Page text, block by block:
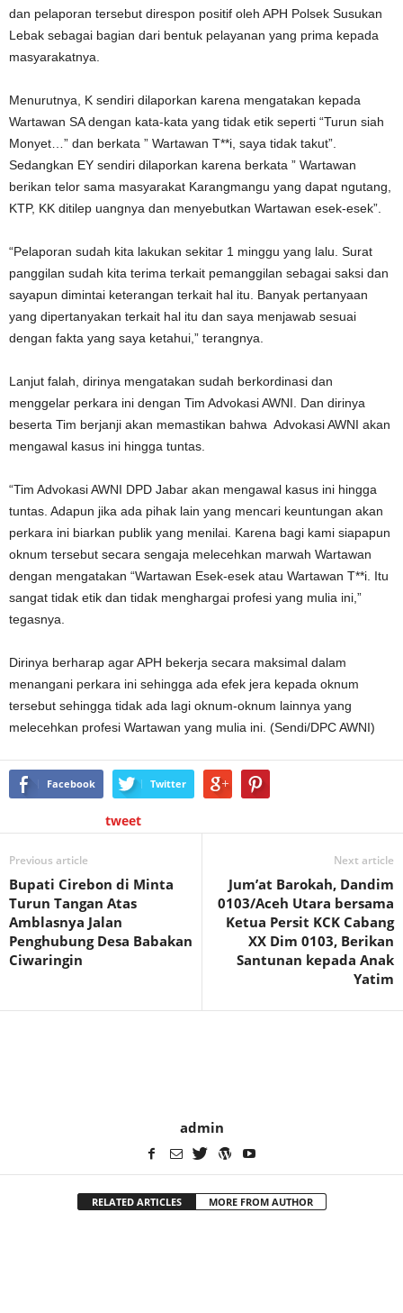
dan pelaporan tersebut direspon positif oleh APH Polsek Susukan
Lebak sebagai bagian dari bentuk pelayanan yang prima kepada
masyarakatnya.
Menurutnya, K sendiri dilaporkan karena mengatakan kepada
Wartawan SA dengan kata-kata yang tidak etik seperti “Turun siah
Monyet…” dan berkata ” Wartawan T**i, saya tidak takut”.
Sedangkan EY sendiri dilaporkan karena berkata ” Wartawan
berikan telor sama masyarakat Karangmangu yang dapat ngutang,
KTP, KK ditilep uangnya dan menyebutkan Wartawan esek-esek”.
“Pelaporan sudah kita lakukan sekitar 1 minggu yang lalu. Surat
panggilan sudah kita terima terkait pemanggilan sebagai saksi dan
sayapun dimintai keterangan terkait hal itu. Banyak pertanyaan
yang dipertanyakan terkait hal itu dan saya menjawab sesuai
dengan fakta yang saya ketahui,” terangnya.
Lanjut falah, dirinya mengatakan sudah berkordinasi dan
menggelar perkara ini dengan Tim Advokasi AWNI. Dan dirinya
beserta Tim berjanji akan memastikan bahwa Advokasi AWNI akan
mengawal kasus ini hingga tuntas.
“Tim Advokasi AWNI DPD Jabar akan mengawal kasus ini hingga
tuntas. Adapun jika ada pihak lain yang mencari keuntungan akan
perkara ini biarkan publik yang menilai. Karena bagi kami siapapun
oknum tersebut secara sengaja melecehkan marwah Wartawan
dengan mengatakan “Wartawan Esek-esek atau Wartawan T**i. Itu
sangat tidak etik dan tidak menghargai profesi yang mulia ini,”
tegasnya.
Dirinya berharap agar APH bekerja secara maksimal dalam
menangani perkara ini sehingga ada efek jera kepada oknum
tersebut sehingga tidak ada lagi oknum-oknum lainnya yang
melecehkan profesi Wartawan yang mulia ini. (Sendi/DPC AWNI)
Facebook Twitter
tweet
Previous article
Bupati Cirebon di Minta
Turun Tangan Atas
Amblasnya Jalan
Penghubung Desa Babakan
Ciwaringin
Next article
Jum’at Barokah, Dandim
0103/Aceh Utara bersama
Ketua Persit KCK Cabang
XX Dim 0103, Berikan
Santunan kepada Anak
Yatim
admin
RELATED ARTICLES MORE FROM AUTHOR